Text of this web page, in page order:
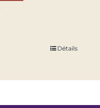
Détails